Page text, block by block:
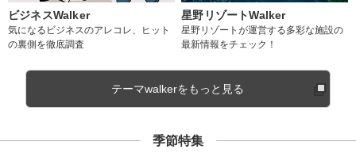
ビジネスWalker
気になるビジネスのアレコレ、ヒット
の裏側を徹底調査
星野リゾートWalker
星野リゾートが運営する多彩な施設の
最新情報をチェック！
テーマwalkerをもっと見る
季節特集